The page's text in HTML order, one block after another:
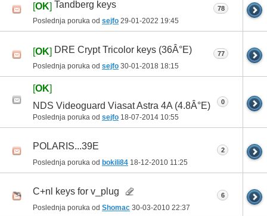
[OK] Tandberg keys
Poslednja poruka od sejfo 29-01-2022 19:45
78
[OK] DRE Crypt Tricolor keys (36Â°E)
Poslednja poruka od sejfo 30-01-2018 18:15
77
[OK]
NDS Videoguard Viasat Astra 4A (4.8Â°E)
Poslednja poruka od sejfo 18-07-2014 10:55
0
POLARIS...39E
Poslednja poruka od bokili84 18-12-2010 11:25
2
C+nl keys for v_plug
Poslednja poruka od Shomac 30-03-2010 22:37
6